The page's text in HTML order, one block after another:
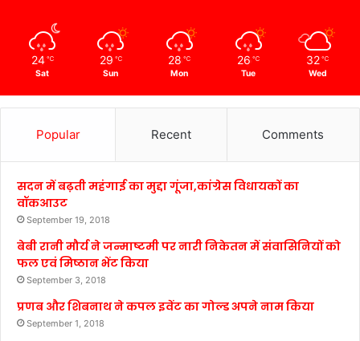
24 ℃
Sat
29 ℃
Sun
28 ℃
Mon
26 ℃
Tue
32 ℃
Wed
Popular Recent Comments
सदन में बढ़ती महंगाई का मुद्दा गूंजा,कांग्रेस विधायकों का
वॉकआउट
September 19, 2018
बेबी रानी मौर्य ने जन्माष्टमी पर नारी निकेतन में संवासिनियों को
फल एवं मिष्ठान भेंट किया
September 3, 2018
प्रणब और शिबनाथ ने कपल इवेंट का गोल्ड अपने नाम किया
September 1, 2018